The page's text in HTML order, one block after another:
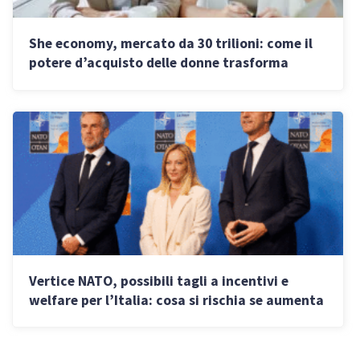
She economy, mercato da 30 trilioni: come il
potere d’acquisto delle donne trasforma
Vertice NATO, possibili tagli a incentivi e
welfare per l’Italia: cosa si rischia se aumenta